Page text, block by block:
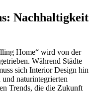
Nachhaltigkeit
Home“ wird von der
Während Städte
sich Interior Design hin
naturintegrierten
Trends, die die Zukunft